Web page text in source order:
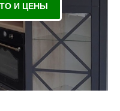
И ЦЕНЫ